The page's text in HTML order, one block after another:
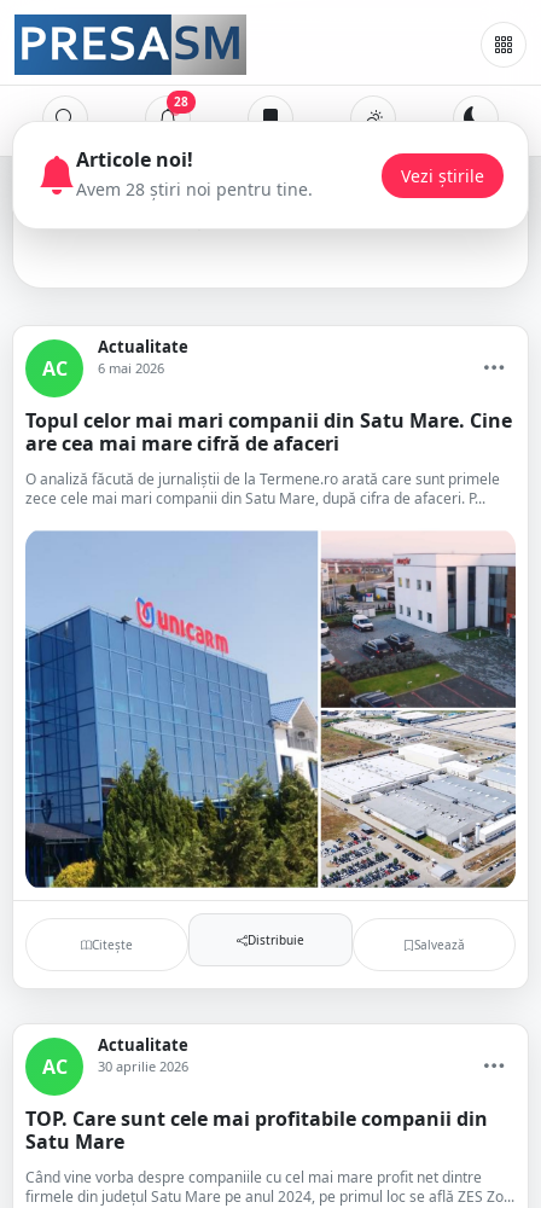
28
Zollner
AC
Actualitate
6 mai 2026
Topul celor mai mari companii din Satu Mare. Cine
are cea mai mare cifră de afaceri
O analiză făcută de jurnaliștii de la Termene.ro arată care sunt primele
zece cele mai mari companii din Satu Mare, după cifra de afaceri. P...
Citește Distribuie Salvează
AC
Actualitate
30 aprilie 2026
TOP. Care sunt cele mai profitabile companii din
Satu Mare
Când vine vorba despre companiile cu cel mai mare profit net dintre
firmele din județul Satu Mare pe anul 2024, pe primul loc se află ZES Zo...
Articole noi!
Avem 28 știri noi pentru tine.
Vezi știrile